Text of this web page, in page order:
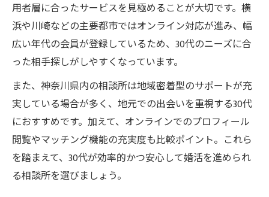
時間を有効活用する30代向け結婚相談所の
選び方
忙しい30代も安心できるオンライン婚活サ
ポート
納得の出会いを叶えるオンライン婚活術
30代が満足するオンライン婚活の進め方
神奈川30代のためのオンライン婚活成功術
納得の出会いを実現する30代向け相談所選
び
用者層に合ったサービスを見極めることが大切です。横
浜や川崎などの主要都市ではオンライン対応が進み、幅
広い年代の会員が登録しているため、30代のニーズに合
った相手探しがしやすくなっています。
また、神奈川県内の相談所は地域密着型のサポートが充
実している場合が多く、地元での出会いを重視する30代
におすすめです。加えて、オンラインでのプロフィール
閲覧やマッチング機能の充実度も比較ポイント。これら
を踏まえて、30代が効率的かつ安心して婚活を進められ
る相談所を選びましょう。